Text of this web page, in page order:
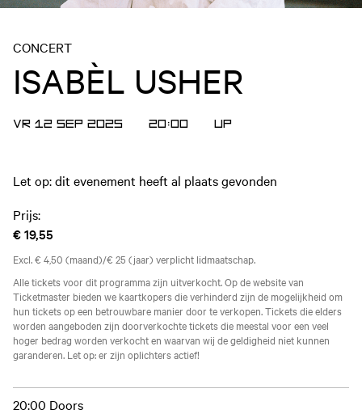
CONCERT
ISABÈL USHER
VR 12 SEP 2025 20:00 UP
Let op: dit evenement heeft al plaats gevonden
Prijs:
€ 19,55
Excl. € 4,50 (maand)/€ 25 (jaar) verplicht lidmaatschap.
Alle tickets voor dit programma zijn uitverkocht. Op de website van
Ticketmaster bieden we kaartkopers die verhinderd zijn de mogelijkheid om
hun tickets op een betrouwbare manier door te verkopen. Tickets die elders
worden aangeboden zijn doorverkochte tickets die meestal voor een veel
hoger bedrag worden verkocht en waarvan wij de geldigheid niet kunnen
garanderen. Let op: er zijn oplichters actief!
20:00 Doors